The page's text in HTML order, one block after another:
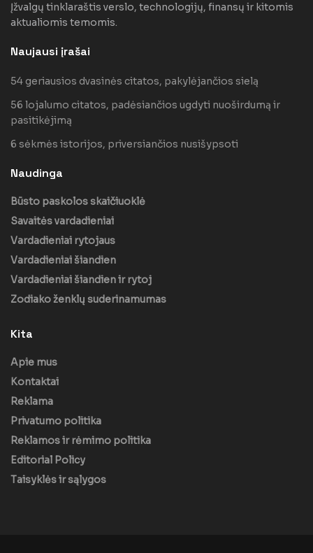
Įžvalgų tinklaraštis verslo, technologijų, finansų ir kitomis
aktualiomis temomis.
Naujausi įrašai
54 geriausios dvasinės citatos, pakylėjančios sielą
56 lojalumo citatos, padėsiančios ugdyti nuoširdumą ir
pasitikėjimą
6 sėkmės istorijos, priversiančios nusišypsoti
Naudinga
Būsto paskolos skaičiuoklė
Savaitės vardadieniai
Vardadieniai rytojaus
Vardadieniai šiandien
Vardadieniai šiandien ir rytoj
Zodiako ženklų suderinamumas
Kita
Apie mus
Kontaktai
Reklama
Privatumo politika
Reklamos ir rėmimo politika
Editorial Policy
Taisyklės ir sąlygos